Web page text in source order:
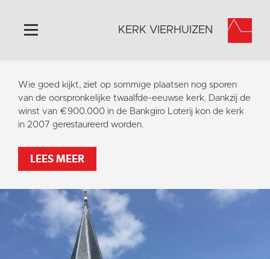
Home
Algemeen
Historie
Activiteiten
Contact
Vaktaal
KERK VIERHUIZEN
Wie goed kijkt, ziet op sommige plaatsen nog sporen
van de oorspronkelijke twaalfde-eeuwse kerk. Dankzij de
winst van €900.000 in de Bankgiro Loterij kon de kerk
in 2007 gerestaureerd worden.
LEES MEER